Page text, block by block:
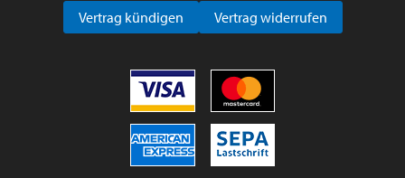
Vertrag kündigen Vertrag widerrufen